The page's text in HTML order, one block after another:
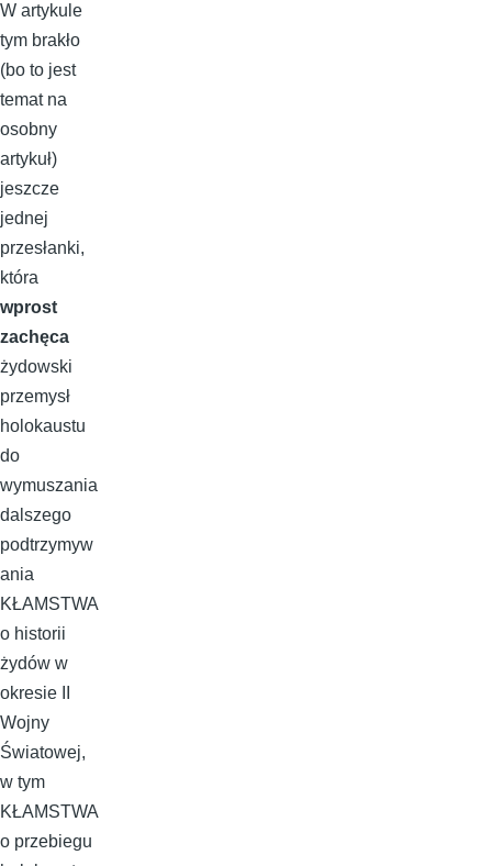
W artykule
tym brakło
(bo to jest
temat na
osobny
artykuł)
jeszcze
jednej
przesłanki,
która
wprost
zachęca
żydowski
przemysł
holokaustu
do
wymuszania
dalszego
podtrzymyw
ania
KŁAMSTWA
o historii
żydów w
okresie II
Wojny
Światowej,
w tym
KŁAMSTWA
o przebiegu